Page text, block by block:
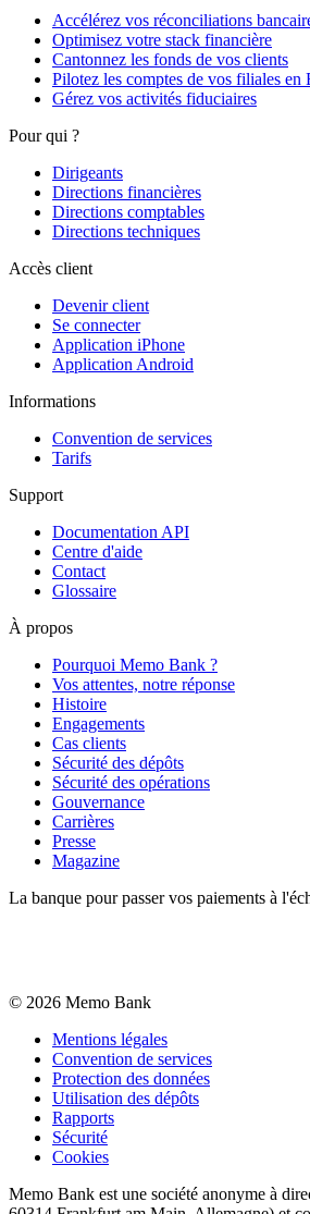
Accélérez vos réconciliations
Optimisez votre stack financière
Cantonnez les fonds de vos clients
Pilotez les comptes de vos filiales en
Gérez vos activités fiduciaires
Pour qui ?
Dirigeants
Directions financières
Directions comptables
Directions techniques
Accès client
Devenir client
Se connecter
Application iPhone
Application Android
Informations
Convention de services
Tarifs
Support
Documentation API
Centre d'aide
Contact
Glossaire
À propos
Pourquoi Memo Bank ?
Vos attentes, notre réponse
Histoire
Engagements
Cas clients
Sécurité des dépôts
Sécurité des opérations
Gouvernance
Carrières
Presse
Magazine
La banque pour passer vos paiements à
© 2026 Memo Bank
Mentions légales
Convention de services
Protection des données
Utilisation des dépôts
Rapports
Sécurité
Cookies
Memo Bank est une société anonyme à